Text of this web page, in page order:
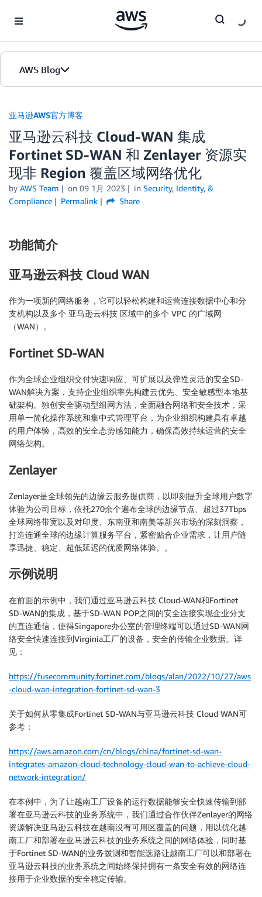
AWS Blog
首页
版本
亚马逊AWS官方博客
亚马逊云科技 Cloud-WAN 集成
Fortinet SD-WAN 和 Zenlayer 资源实
现非 Region 覆盖区域网络优化
by AWS Team on 09 1月 2023 in Security, Identity, &
Compliance
Permalink Share
功能简介
亚马逊云科技 Cloud WAN
作为一项新的网络服务，它可以轻松构建和运营连接数据中心和分
支机构以及多个 亚马逊云科技 区域中的多个 VPC 的广域网
（WAN）。
Fortinet SD-WAN
作为全球企业组织交付快速响应、可扩展以及弹性灵活的安全SD-
WAN解决方案，支持企业组织率先构建云优先、安全敏感型本地基
础架构。独创安全驱动型组网方法，全面融合网络和安全技术，采
用单一简化操作系统和集中式管理平台，为企业组织构建具有卓越
的用户体验，高效的安全态势感知能力，确保高效持续运营的安全
网络架构。
Zenlayer
Zenlayer是全球领先的边缘云服务提供商，以即刻提升全球用户数字
体验为公司目标，依托270余个遍布全球的边缘节点、超过37Tbps
全球网络带宽以及对印度、东南亚和南美等新兴市场的深刻洞察，
打造连通全球的边缘计算服务平台，紧密贴合企业需求，让用户随
享迅捷、稳定、超低延迟的优质网络体验。。
示例说明
在前面的示例中，我们通过亚马逊云科技 Cloud-WAN和Fortinet
SD-WAN的集成，基于SD-WAN POP之间的安全连接实现企业分支
的直连通信，使得Singapore办公室的管理终端可以通过SD-WAN网
络安全快速连接到Virginia工厂的设备，安全的传输企业数据。详
见：
https://fusecommunity.fortinet.com/blogs/alan/2022/10/27/aws
-cloud-wan-integration-fortinet-sd-wan-3
关于如何从零集成Fortinet SD-WAN与亚马逊云科技 Cloud WAN可
参考：
https://aws.amazon.com/cn/blogs/china/fortinet-sd-wan-
integrates-amazon-cloud-technology-cloud-wan-to-achieve-cloud-
network-integration/
在本例中，为了让越南工厂设备的运行数据能够安全快速传输到部
署在亚马逊云科技的业务系统中，我们通过合作伙伴Zenlayer的网络
资源解决亚马逊云科技在越南没有可用区覆盖的问题，用以优化越
南工厂和部署在亚马逊云科技的业务系统之间的网络体验，同时基
于Fortinet SD-WAN的业务拨测和智能选路让越南工厂可以和部署在
亚马逊云科技的业务系统之间始终保持拥有一条安全有效的网络连
接用于企业数据的安全稳定传输。